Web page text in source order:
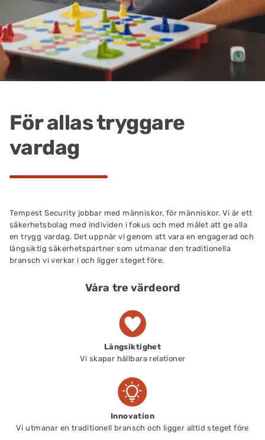
För allas tryggare
vardag
Tempest Security jobbar med människor, för människor. Vi är ett
säkerhetsbolag med individen i fokus och med målet att ge alla
en trygg vardag. Det uppnår vi genom att vara en engagerad och
långsiktig säkerhetspartner som utmanar den traditionella
bransch vi verkar i och ligger steget före.
Våra tre värdeord
Långsiktighet
Vi skapar hållbara relationer
Innovation
Vi utmanar en traditionell bransch och ligger alltid steget före